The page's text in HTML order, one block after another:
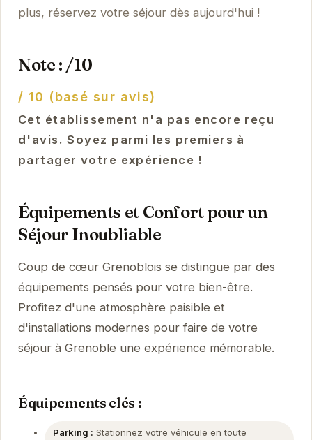
plus, réservez votre séjour dès aujourd'hui !
Note : /10
/ 10 (basé sur avis)
Cet établissement n'a pas encore reçu
d'avis. Soyez parmi les premiers à
partager votre expérience !
Équipements et Confort pour un
Séjour Inoubliable
Coup de cœur Grenoblois se distingue par des
équipements pensés pour votre bien-être.
Profitez d'une atmosphère paisible et
d'installations modernes pour faire de votre
séjour à Grenoble une expérience mémorable.
Équipements clés :
Parking : Stationnez votre véhicule en toute